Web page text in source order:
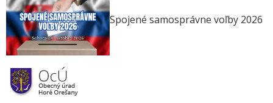
Spojené samosprávne voľby 2026